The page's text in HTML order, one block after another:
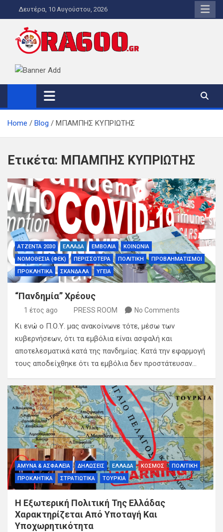
to
content
Δευτέρα, 10 Αυγούστου, 2026
ORA600.GR
Η ΑΛΗΘΙΝΗ ΩΡΑ ΕΝΗΜΕΡΩΣΗΣ
Home Blog ΜΠΑΜΠΗΣ ΚΥΠΡΙΩΤΗΣ
Ετικέτα: ΜΠΑΜΠΗΣ ΚΥΠΡΙΩΤΗΣ
ΑΤΖΕΝΤΑ 2030 ΕΛΛΑΔΑ ΕΜΒΟΛΙΑ
ΚΟΙΝΩΝΙΑ
ΝΟΜΟΘΕΣΙΑ (ΦΕΚ)
ΠΕΡΙΣΣΟΤΕΡΑ ΠΟΛΙΤΙΚΗ
ΠΡΟΒΛΗΜΑΤΙΣΜΟΙ
ΠΡΟΚΛΗΤΙΚΑ
ΣΚΑΝΔΑΛΑ ΥΓΕΙΑ
“Πανδημία” Χρέους
1 έτος ago PRESS ROOM No Comments
Κι ενώ ο Π.Ο.Υ. μας ανακοίνωνε τότε, μέσω των
κυβερνήσεων, ότι τα εμβόλια είναι ασφαλή και
αποτελεσματικά κατά της πανδημίας. Κατά την εφαρμογή
τους αποδείχθηκε ότι τα εμβόλια δεν προστάτευσαν…
ΑΜΥΝΑ & ΑΣΦΑΛΕΙΑ ΔΗΛΩΣΕΙΣ ΕΛΛΑΔΑ ΚΟΣΜΟΣ
ΠΟΛΙΤΙΚΗ
ΠΡΟΚΛΗΤΙΚΑ
ΣΤΡΑΤΙΩΤΙΚΑ ΤΟΥΡΚΙΑ
Η Εξωτερική Πολιτική Της Ελλάδας
Χαρακτηρίζεται Από Υποταγή Και
Υποχωρητικότητα